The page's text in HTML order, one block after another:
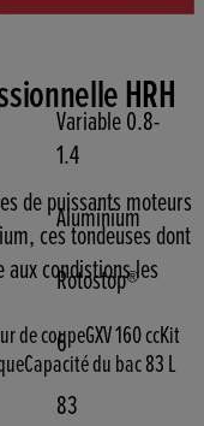
Variable 0.8-
1.4
Aluminium
Rotostop®
6
83
HRH
de puissants moteurs
ces tondeuses dont
condistions les
de coupeGXV 160 ccKit
Capacité du bac 83 L